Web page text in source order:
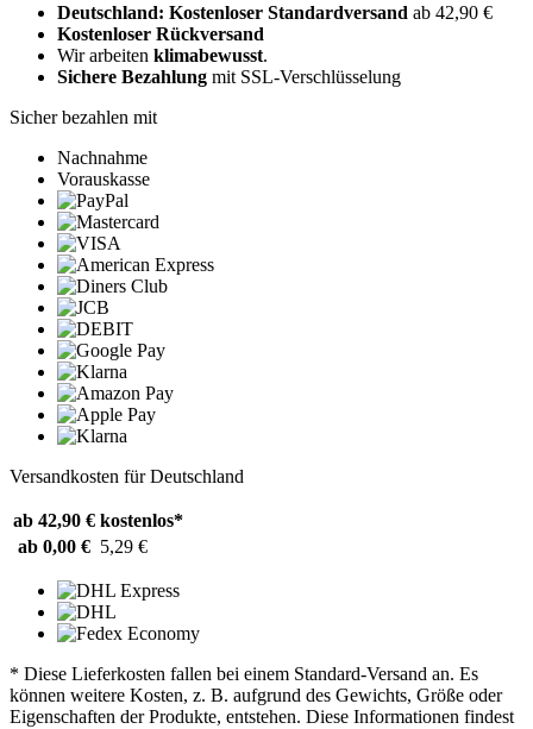
Deutschland: Kostenloser Standardversand ab 42,90 €
Kostenloser Rückversand
Wir arbeiten klimabewusst.
Sichere Bezahlung mit SSL-Verschlüsselung
Sicher bezahlen mit
Nachnahme
Vorauskasse
Versandkosten für Deutschland
ab 42,90 € kostenlos*
ab 0,00 € 5,29 €
* Diese Lieferkosten fallen bei einem Standard-Versand an. Es
können weitere Kosten, z. B. aufgrund des Gewichts, Größe oder
Eigenschaften der Produkte, entstehen. Diese Informationen findest